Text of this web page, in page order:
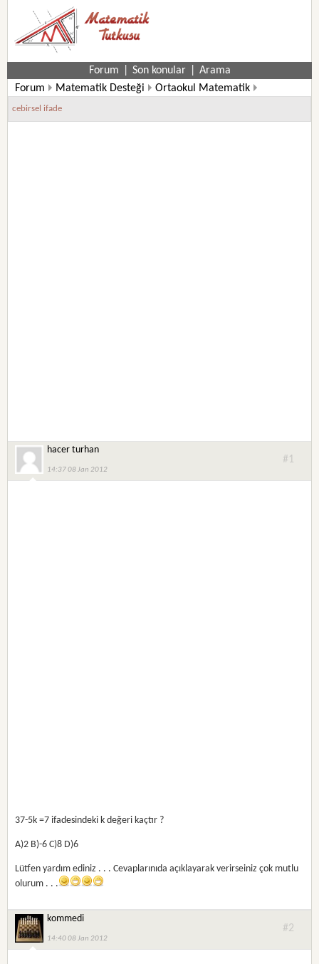
Forum Son konular
Arama
Forum
Matematik Desteği
Ortaokul Matematik
6. Sınıf Matematik Soruları
cebirsel ifade
hacer turhan
14:37 08 Jan 2012
#1
37-5k =7 ifadesindeki k değeri kaçtır ?
A)2 B)-6 C)8 D)6
Lütfen yardım ediniz . . . Cevaplarınıda açıklayarak verirseiniz çok mutlu
olurum . . .
kommedi
14:40 08 Jan 2012
#2